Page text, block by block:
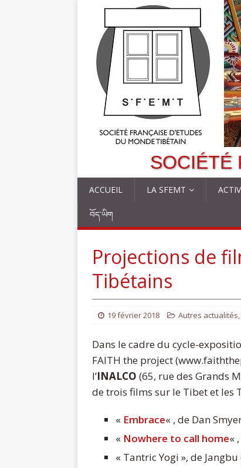
SOCIÉTÉ
ACCUEIL LA SFEMT
བོད་ཡིག
Projections de
Tibétains
19 février 2018 Autres actualités,
Dans le cadre du cycle-
FAITH the project
l’INALCO (65, rue des Grands
de trois films sur le Tibet et les
« Embrace« , de Dan
« Nowhere to call home«
« Tantric Yogi », de